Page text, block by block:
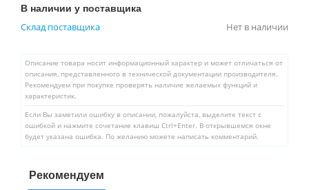
В наличии у поставщика
Склад поставщика Нет в наличии
Описание товара носит информационный характер и может отличаться от
описания, представленного в технической документации производителя.
Рекомендуем при покупке проверять наличие желаемых функций и
характеристик.
Если Вы заметили ошибку в описании, пожалуйста, выделите текст с
ошибкой и нажмите сочетание клавиш Ctrl+Enter. В открывшемся окне
будет указана ошибка. По желанию можете написать комментарий.
Рекомендуем